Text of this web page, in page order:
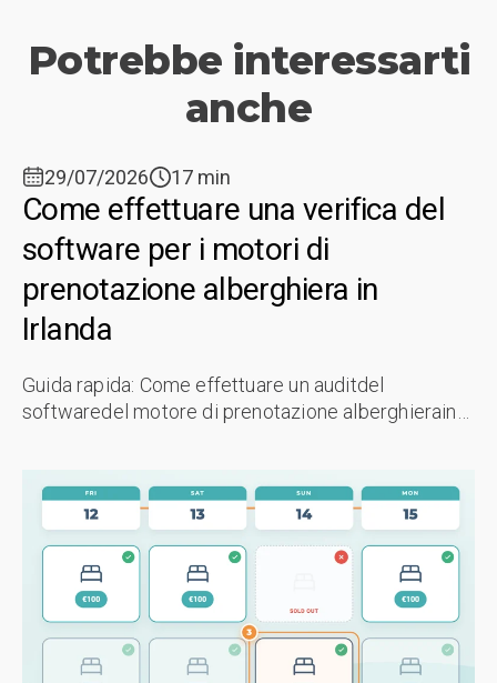
Potrebbe interessarti
anche
29/07/2026 17 min
Come effettuare una verifica del
software per i motori di
prenotazione alberghiera in
Irlanda
Guida rapida: Come effettuare un auditdel
softwaredel motore di prenotazione alberghierain